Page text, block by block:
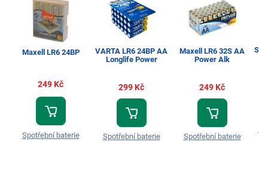
Maxell LR6 24BP
249 Kč
Spotřební baterie
VARTA LR6 24BP AA
Longlife Power
299 Kč
Spotřební baterie
Maxell LR6 32S AA
Power Alk
249 Kč
Spotřební baterie